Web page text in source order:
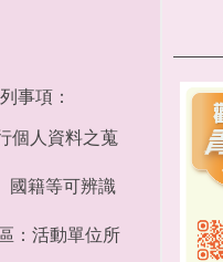
事項：
個人資料之蒐
國籍等可辨識
：活動單位所